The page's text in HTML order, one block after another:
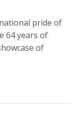
pride of
64 years of
of